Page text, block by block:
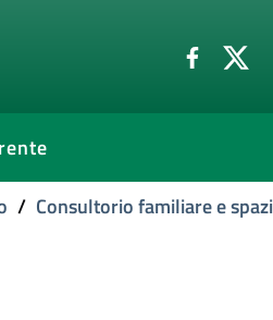
/ Consultorio familiare e